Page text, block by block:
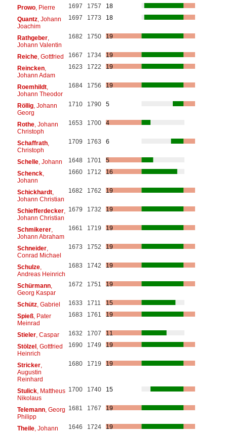
Prowo, Pierre 1697 1757
18
Quantz, Johann
Joachim
1697 1773 18
Rathgeber,
Johann Valentin
1682 1750 19
Reiche, Gottfried 1667 1734
19
Reincken,
Johann Adam
1623 1722 19
Roemhildt,
Johann Theodor
1684 1756 19
Röllig, Johann
Georg
1710 1790 5
Rothe, Johann
Christoph
1653 1700 4
Schaffrath,
Christoph
1709 1763 6
Schelle, Johann 1648 1701
5
Schenck,
Johann
1660 1712 16
Schickhardt,
Johann Christian
1682 1762 19
Schiefferdecker,
Johann Christian
1679 1732 19
Schmikerer,
Johann Abraham
1661 1719 19
Schneider,
Conrad Michael
1673 1752 19
Schulze,
Andreas Heinrich
1683 1742 19
Schürmann,
Georg Kaspar
1672 1751 19
Schütz, Gabriel 1633 1711
15
Spieß, Pater
Meinrad
1683 1761 19
Stieler, Caspar 1632 1707
11
Stölzel, Gottfried
Heinrich
1690 1749 19
Stricker,
Augustin
Reinhard
1680 1719 19
Stulick, Mattheus
Nikolaus
1700 1740 15
Telemann, Georg
Philipp
1681 1767 19
Theile, Johann 1646 1724
19